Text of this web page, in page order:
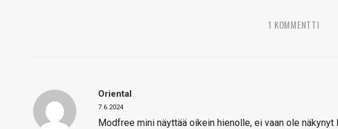
1 KOMMENTTI
Oriental
7.6.2024
Modfree mini näyttää oikein hienolle, ei vaan ole